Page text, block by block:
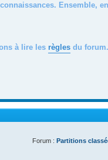
Ensemble,
à lire les règles du forum.
Forum : Partitions